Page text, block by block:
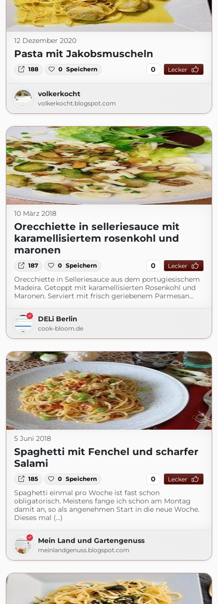
12 Dezember 2020
Pasta mit Jakobsmuscheln
188 0 Speichern 0 Lecker
volkerkocht
volkerkocht.blogspot.com
10 März 2018
Orecchiette in selleriesauce mit
karamellisiertem rosenkohl und
maronen
187 0 Speichern 0 Lecker
Orecchiette in Selleriesauce aus dem portugiesischem
Madeira. Getoppt mit karamellisierten Rosenkohl und
Maronen. Serviert mit frisch geriebenem Parmesan...
DELi Berlin
cook-bloom.de
5 Juni 2018
Spaghetti mit Fenchel und scharfer
Salami
185 0 Speichern 0 Lecker
Spaghetti einmal pro Woche ist fast schon
obligatorisch. Meistens fange ich schon am Montag
damit an, so als angenehmen Start in die neue Woche.
Dieses mal (...)
Mein Land und Gartengenuss
meinlandgenuss.blogspot.com